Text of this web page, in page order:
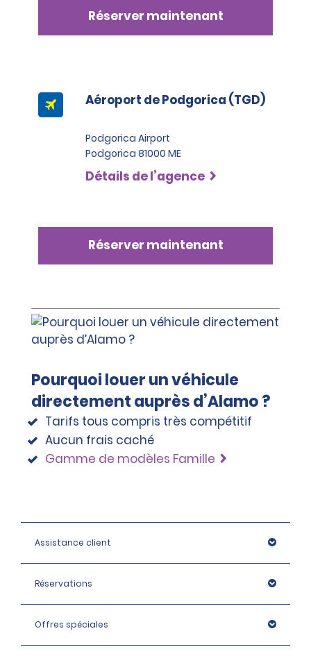
Réserver maintenant
Aéroport de Podgorica (TGD)
Podgorica Airport
Podgorica 81000 ME
Détails de l’agence
Réserver maintenant
Pourquoi louer un véhicule
directement auprès d’Alamo ?
Tarifs tous compris très compétitif
Aucun frais caché
Gamme de modèles Famille
Assistance client
Réservations
Offres spéciales